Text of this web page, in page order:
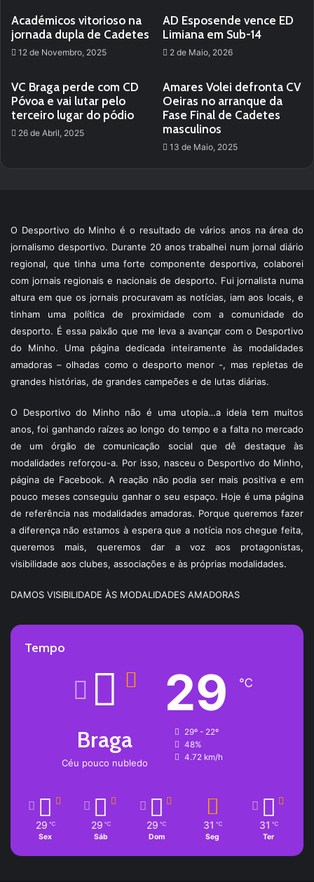
Académicos vitorioso na
jornada dupla de Cadetes
12 de Novembro, 2025
AD Esposende vence ED
Limiana em Sub-14
2 de Maio, 2026
VC Braga perde com CD
Póvoa e vai lutar pelo
terceiro lugar do pódio
26 de Abril, 2025
Amares Volei defronta CV
Oeiras no arranque da
Fase Final de Cadetes
masculinos
13 de Maio, 2025
O Desportivo do Minho é o resultado de vários anos na área do
jornalismo desportivo. Durante 20 anos trabalhei num jornal diário
regional, que tinha uma forte componente desportiva, colaborei
com jornais regionais e nacionais de desporto. Fui jornalista numa
altura em que os jornais procuravam as notícias, iam aos locais, e
tinham uma política de proximidade com a comunidade do
desporto. É essa paixão que me leva a avançar com o Desportivo
do Minho. Uma página dedicada inteiramente às modalidades
amadoras – olhadas como o desporto menor -, mas repletas de
grandes histórias, de grandes campeões e de lutas diárias.
O Desportivo do Minho não é uma utopia…a ideia tem muitos
anos, foi ganhando raízes ao longo do tempo e a falta no mercado
de um órgão de comunicação social que dê destaque às
modalidades reforçou-a. Por isso, nasceu o Desportivo do Minho,
página de Facebook. A reação não podia ser mais positiva e em
pouco meses conseguiu ganhar o seu espaço. Hoje é uma página
de referência nas modalidades amadoras. Porque queremos fazer
a diferença não estamos à espera que a notícia nos chegue feita,
queremos mais, queremos dar a voz aos protagonistas,
visibilidade aos clubes, associações e às próprias modalidades.
DAMOS VISIBILIDADE ÀS MODALIDADES AMADORAS
Tempo
Braga
Céu pouco nubledo
29 ℃
29º - 22º
48%
4.72 km/h
29 ℃
Sex
29 ℃
Sáb
29 ℃
Dom
31 ℃
Seg
31 ℃
Ter